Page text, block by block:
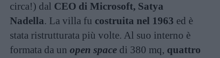
circa!) dal CEO di Microsoft, Satya
Nadella. La villa fu costruita nel 1963 ed è
stata ristrutturata più volte. Al suo interno è
formata da un open space di 380 mq, quattro